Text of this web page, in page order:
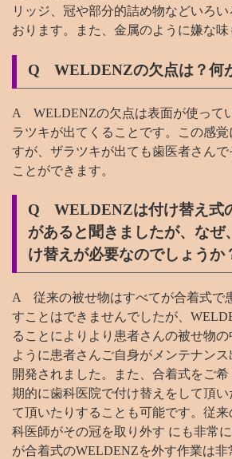
リッジ、冠や部分的詰め物などいろ
おります。また、金属のように嫌な味
Q WELDENZの欠点は？何
A WELDENZの欠点は表面が使って
ラツキが出てくることです。この感覚
すが、ザラツキが出ても歯医者さん
ことができます。
Q WELDENZは付け替え式
があると聞きましたが、なぜ
け替えが必要なのでしょうか
A 従来の被せ物はすべてが合着式で
すことはできませんでしたが、
ることによりより患者さんの被せ物
ように患者さんご自身がメンテナン
開発されました。また、合着式をご
期的に歯科医院で付け替えをして頂
て頂いたりすることも可能です。従
科医師がその冠を取り外す にも非常
が合着式のWELDENZを外す作業は非